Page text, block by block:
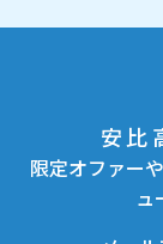
安比
限定オファー
ュ